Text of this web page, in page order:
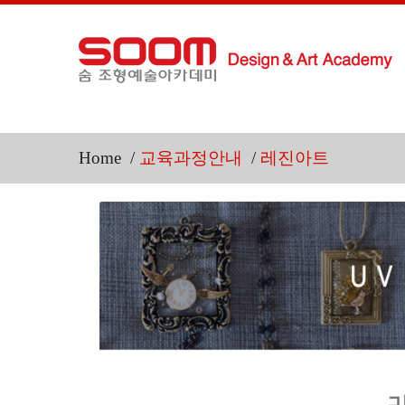
Home / 교육과정안내 / 레진아트